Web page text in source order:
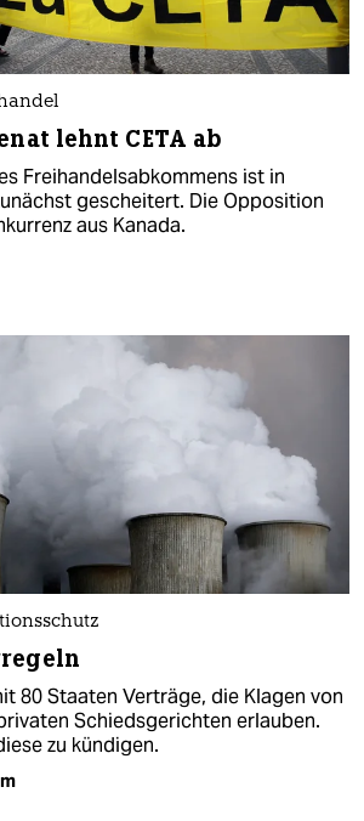
lehnt CETA ab
Freihandelsabkommens ist in
gescheitert. Die Opposition
aus Kanada.
80 Staaten Verträge, die Klagen von
Schiedsgerichten erlauben.
zu kündigen.